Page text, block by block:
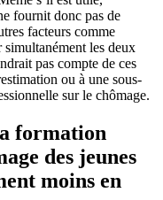
fournit donc pas de
facteurs comme
les deux
pas compte de ces
ou à une sous-
sur le chômage.
formation
des jeunes
moins en